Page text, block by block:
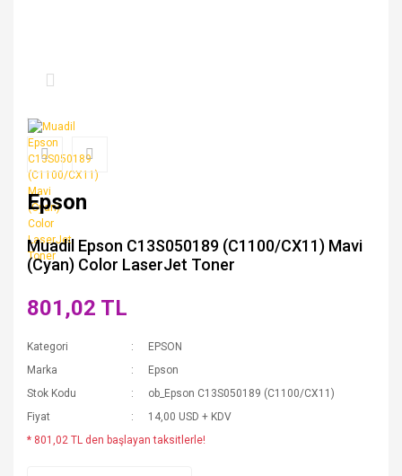
Epson
Muadil Epson C13S050189 (C1100/CX11) Mavi
(Cyan) Color LaserJet Toner
801,02 TL
Kategori
EPSON
Marka
Epson
Stok Kodu
ob_Epson C13S050189 (C1100/CX11)
Fiyat
14,00 USD + KDV
* 801,02 TL den başlayan taksitlerle!